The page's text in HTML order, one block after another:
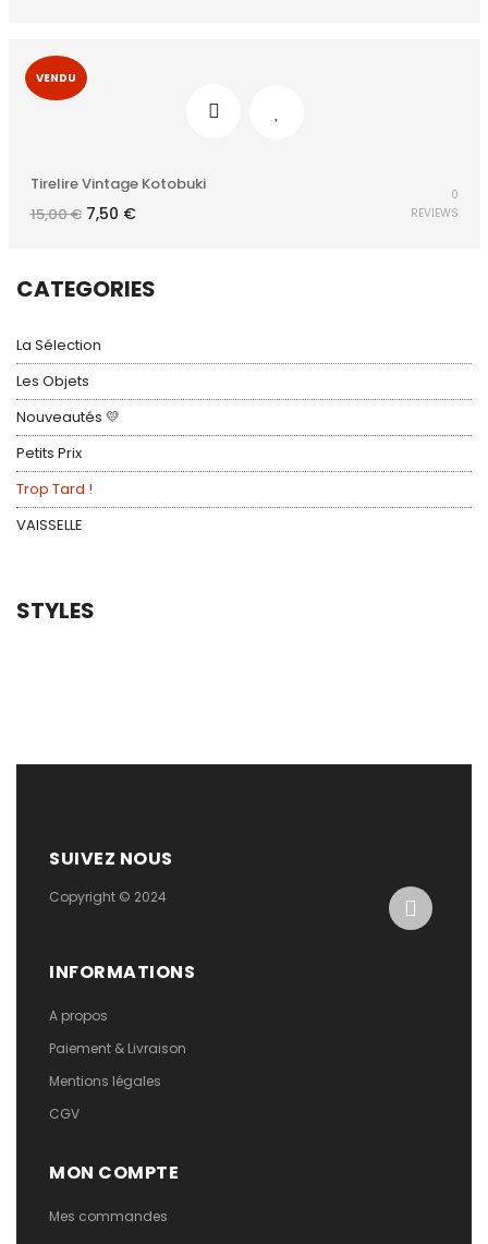
CATEGORIES
La Sélection
Les Objets
Nouveautés 💛
Petits Prix
Trop Tard !
VAISSELLE
STYLES
VENDU
Tirelire Vintage Kotobuki
15,00€ Le
prix
7,50 €Le
prix
0
REVIEWS
SUIVEZ NOUS
Copyright © 2024
INFORMATIONS
A propos
Paiement & Livraison
Mentions légales
CGV
MON COMPTE
Mes commandes